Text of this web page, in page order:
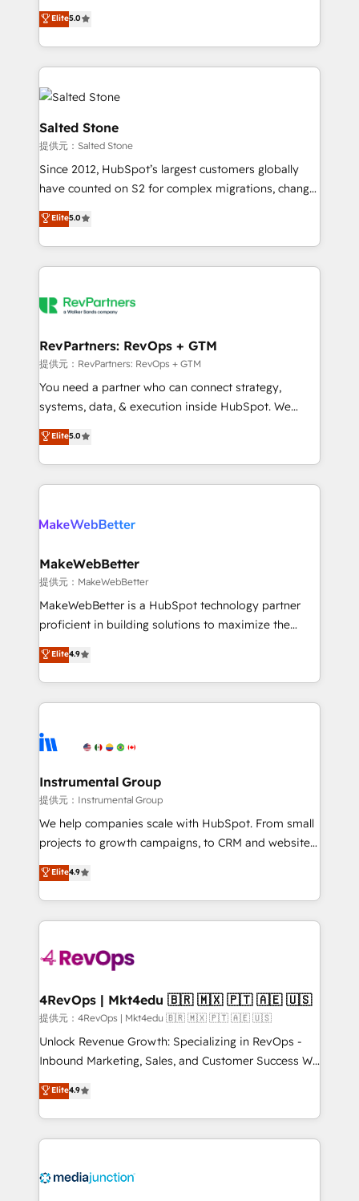
experienced and fully accredited HubSpot Solutions
Partner. 🚀 With 2,750+ HubSpot projects delivered
and 370+ specialists across EMEA, APAC and NAM,
we de-risk complex CRM programmes and
accelerate ROI across every HubSpot Hub. 🧭 From
multi-region migrations to AI-powered automation,
we turn complexity into clarity, human at global
scale. 🏆 HubSpot’s CEO called us “the partner of the
future.” Others agree it is proof of trust built through
measurable impact.
Elite5.0
Salted Stone
提供元：Salted Stone
Since 2012, HubSpot’s largest customers globally
have counted on S2 for complex migrations, change
management, systems integration, and creative
solutions that deliver measurable impact and
transform brand experiences As one of the few full-
service creative agencies in the HubSpot
winning design to build scalable, globally
marketing campaigns, & RevOps frameworks that
fuel long-term success We connect the entire
customer lifecycle through seamless integrations,
ensure long-term adoption with change-
and service to drive sustainable growth With 6 key
HubSpot accreditations and experience across
Elite5.0
RevPartners: RevOps + GTM
提供元：RevPartners: RevOps + GTM
You need a partner who can connect strategy,
systems, data, & execution inside HubSpot. We
bridge the gap where most agencies fall short by
combining GTM strategy with technical execution to
solve the right problem with the right solution. As the
only firm in the world to hold Elite Partner
clients gain a unique advantage in CRM architecture,
market execution. Why B2B Businesses Choose RP: -
Secure: Soc2 compliant 🛡️ - Pricing: Implementations
starting at $1,5k 💵 - Speed: Launch in 14 days ⚡ -
Global: 75+ RPers across five continents 🌐 - Scale:
HubSpot Partner 🪴 - Sales Hub: More
implementations than any other Partner 💻 -
agency for an Ops problem. Don't hire a technical
agency for a growth problem. Hire a partner built to
Elite5.0
MakeWebBetter
提供元：MakeWebBetter
MakeWebBetter is a HubSpot technology partner
proficient in building solutions to maximize the
operational efficiency of HubSpot. The fastest-
growing tech-enabler & facilitator, MakeWebBetter,
hands you the blend of HubSpot expertise &
eminent solutions & integrations. Trust us to
Elite Partners with 10+ years of HubSpot experience
Premier Partner 2023 🌟5 HubSpot Accreditations 🌟
Won HubSpot Theme Challenge 2021 🌟INBOUND’19
HubSpot Rising Star Why us? Harnessing the full
potential of the powerful HubSpot CRM. ✔️A team of
HubSpot experience ✔️Flexible pricing models —
Hourly-fee (assigned one Dedicated HubSpot
requirement). ✔️Helped over 25,000+ customers so
far with our HubSpot solutions. ✔️Bespoke apps &
on-demand bundle services. Connect with us today!
Elite4.9
Instrumental Group
提供元：Instrumental Group
We help companies scale with HubSpot. From small
projects to growth campaigns, to CRM and websites.
Hire an agency that's experienced in every inch of
HubSpot and willing to work hand-in-hand with your
team to simplify the complex and build a better
experience for your team and customers.
Elite4.9
4RevOps | Mkt4edu 🇧🇷 🇲🇽 🇵🇹 🇦🇪 🇺🇸
提供元：4RevOps | Mkt4edu 🇧🇷 🇲🇽 🇵🇹 🇦🇪 🇺🇸
Unlock Revenue Growth: Specializing in RevOps -
Inbound Marketing, Sales, and Customer Success We
specialize in driving revenue growth for companies
across industries through tailored marketing, sales,
and customer success strategies, utilizing RevOps
methodologies. As Latin America's largest HubSpot
offer unparalleled insights. Operating in five
Elite4.9